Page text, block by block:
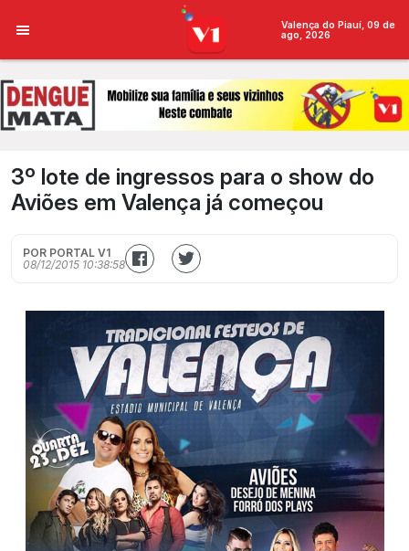
Valença do Piauí, 09 de
ago, 2026
3º lote de ingressos para o show do
Aviões em Valença já começou
POR PORTAL V1
08/12/2015 10:38:58